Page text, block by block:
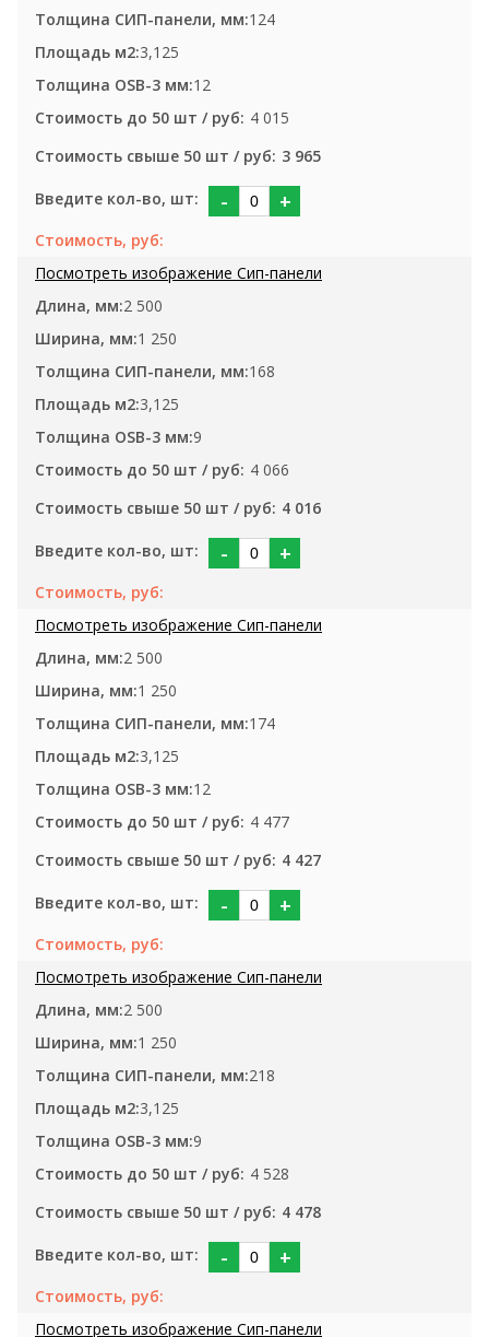
124
3,125
12
4 015
3 965
- +
2 500
1 250
168
3,125
9
4 066
4 016
- +
2 500
1 250
174
3,125
12
4 477
4 427
- +
2 500
1 250
218
3,125
9
4 528
4 478
- +